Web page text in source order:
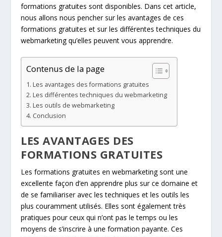
formations gratuites sont disponibles. Dans cet article,
nous allons nous pencher sur les avantages de ces
formations gratuites et sur les différentes techniques du
webmarketing qu’elles peuvent vous apprendre.
Contenus de la page
Les avantages des formations gratuites
Les différentes techniques du webmarketing
Les outils de webmarketing
Conclusion
LES AVANTAGES DES
FORMATIONS GRATUITES
Les formations gratuites en webmarketing sont une
excellente façon d’en apprendre plus sur ce domaine et
de se familiariser avec les techniques et les outils les
plus couramment utilisés. Elles sont également très
pratiques pour ceux qui n’ont pas le temps ou les
moyens de s’inscrire à une formation payante. Ces